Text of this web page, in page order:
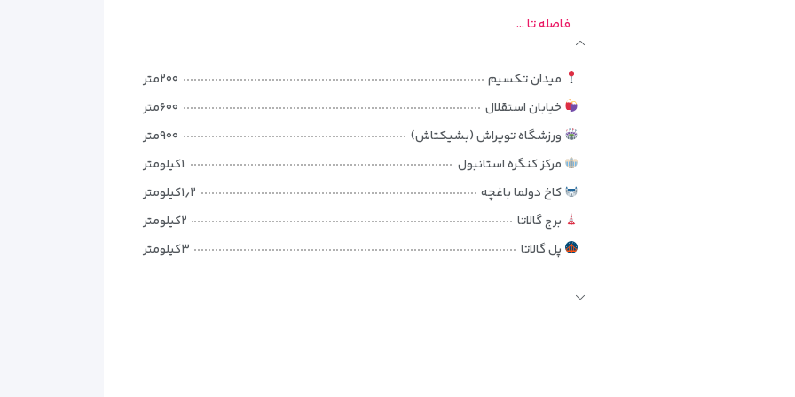
فاصله تا ...
میدان تکسیم
۲۰۰متر
خیابان استقلال
۶۰۰متر
ورزشگاه توپراش (بشیکتاش)
۹۰۰متر
مرکز کنگره استانبول
۱کیلومتر
کاخ دولما باغچه
۱٫۲کیلومتر
برج گالاتا
۲کیلومتر
پل گالاتا
۳کیلومتر